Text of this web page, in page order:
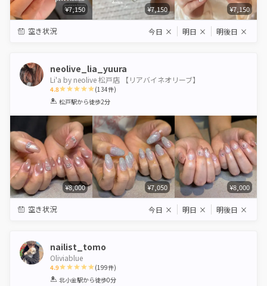
¥7,150 ¥7,150 ¥7,150
空き状況 今日 × 明日 × 明後日 ×
neolive_lia_yuura
Li'a by neolive 松戸店 【リアバイネオリーブ】
4.8
1 2 3 4 5
(134件)
松戸駅から徒歩2分
¥8,000 ¥7,050 ¥8,000
空き状況 今日 × 明日 × 明後日 ×
nailist_tomo
Oliviablue
4.9
1 2 3 4 5
(199件)
北小金駅から徒歩0分